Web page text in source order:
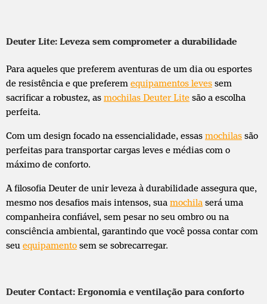
Deuter Lite: Leveza sem comprometer a durabilidade
Para aqueles que preferem aventuras de um dia ou esportes
de resistência e que preferem equipamentos leves sem
sacrificar a robustez, as mochilas Deuter Lite são a escolha
perfeita.
Com um design focado na essencialidade, essas mochilas são
perfeitas para transportar cargas leves e médias com o
máximo de conforto.
A filosofia Deuter de unir leveza à durabilidade assegura que,
mesmo nos desafios mais intensos, sua mochila será uma
companheira confiável, sem pesar no seu ombro ou na
consciência ambiental, garantindo que você possa contar com
seu equipamento sem se sobrecarregar.
Deuter Contact: Ergonomia e ventilação para conforto